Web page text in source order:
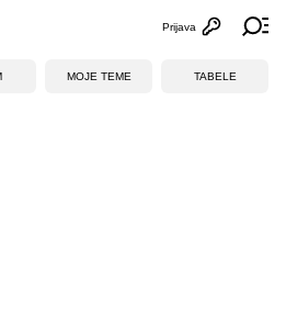
Otvori
Prijava
MOJE TEME TABELE